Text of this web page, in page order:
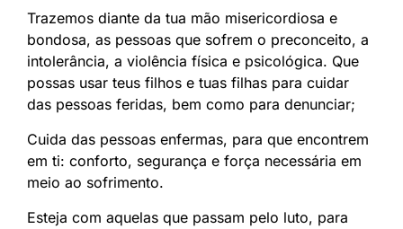
Trazemos diante da tua mão misericordiosa e
bondosa, as pessoas que sofrem o preconceito, a
intolerância, a violência física e psicológica. Que
possas usar teus filhos e tuas filhas para cuidar
das pessoas feridas, bem como para denunciar;
Cuida das pessoas enfermas, para que encontrem
em ti: conforto, segurança e força necessária em
meio ao sofrimento.
Esteja com aquelas que passam pelo luto, para